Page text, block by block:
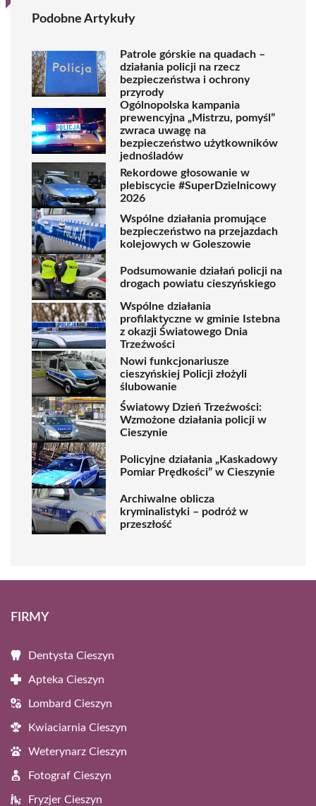
Podobne Artykuły
Patrole górskie na quadach –
działania policji na rzecz
bezpieczeństwa i ochrony
przyrody
Ogólnopolska kampania
prewencyjna „Mistrzu, pomyśl”
zwraca uwagę na
bezpieczeństwo użytkowników
jednośladów
Rekordowe głosowanie w
plebiscycie #SuperDzielnicowy
2026
Wspólne działania promujące
bezpieczeństwo na przejazdach
kolejowych w Goleszowie
Podsumowanie działań policji na
drogach powiatu cieszyńskiego
Wspólne działania
profilaktyczne w gminie Istebna
z okazji Światowego Dnia
Trzeźwości
Nowi funkcjonariusze
cieszyńskiej Policji złożyli
ślubowanie
Światowy Dzień Trzeźwości:
Wzmożone działania policji w
Cieszynie
Policyjne działania „Kaskadowy
Pomiar Prędkości” w Cieszynie
Archiwalne oblicza
kryminalistyki – podróż w
przeszłość
FIRMY
Dentysta Cieszyn
Apteka Cieszyn
Lombard Cieszyn
Kwiaciarnia Cieszyn
Weterynarz Cieszyn
Fotograf Cieszyn
Fryzjer Cieszyn